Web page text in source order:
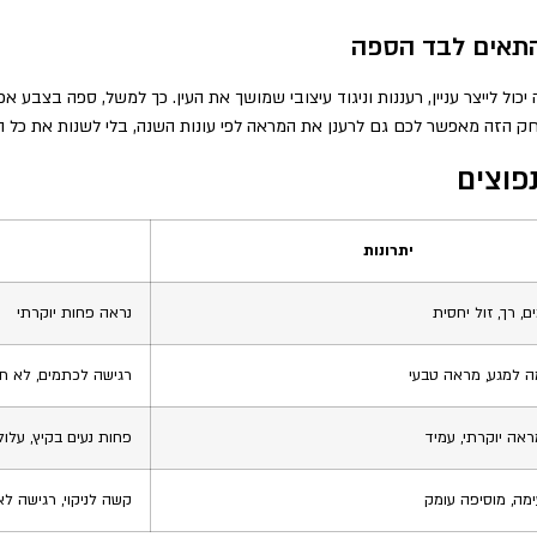
לבד הספה
לייצר עניין, רעננות וניגוד עיצובי שמושך את העין. כך למשל, ספה בצבע
הזה מאפשר לכם גם לרענן את המראה לפי עונות השנה, בלי לשנות את כל
יתרונות
רך, זול יחסית נראה פחות יוקרתי
למגע, מראה טבעי רגישה לכתמים, לא
יוקרתי, עמיד פחות נעים בקיץ,
מוסיפה עומק קשה לניקוי, רגישה